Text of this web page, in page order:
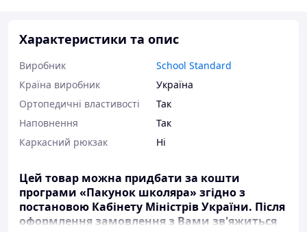
Характеристики та опис
Виробник
School Standard
Країна виробник
Україна
Ортопедичні властивості
Так
Наповнення
Так
Каркасний рюкзак
Ні
Цей товар можна придбати за кошти
програми «Пакунок школяра» згідно з
постановою Кабінету Міністрів України. Після
оформлення замовлення з Вами зв'яжиться